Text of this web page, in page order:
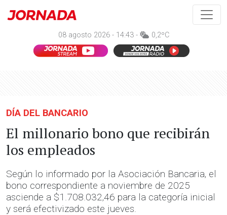
08 agosto 2026 - 14:43 - 0,2ºC
DÍA DEL BANCARIO
El millonario bono que recibirán
los empleados
Según lo informado por la Asociación Bancaria, el
bono correspondiente a noviembre de 2025
asciende a $1.708.032,46 para la categoría inicial
y será efectivizado este jueves.